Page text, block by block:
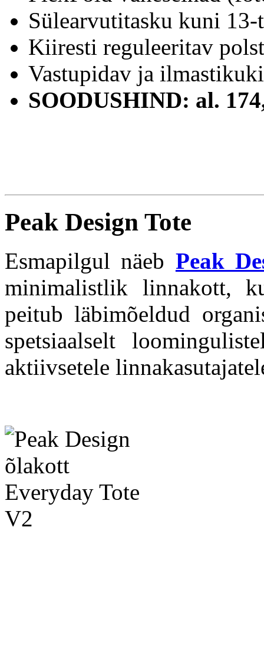
Sülearvutitasku kuni 13-
Kiiresti reguleeritav
Vastupidav ja
SOODUSHIND: al.
Peak Design Tote
Esmapilgul näeb Peak
minimalistlik linnakott,
peitub läbimõeldud
spetsiaalselt
aktiivsetele